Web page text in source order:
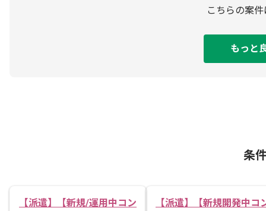
こちらの案
もっと
条
【派遣】【新規/運用中コン
【派遣】【新規開発中コ